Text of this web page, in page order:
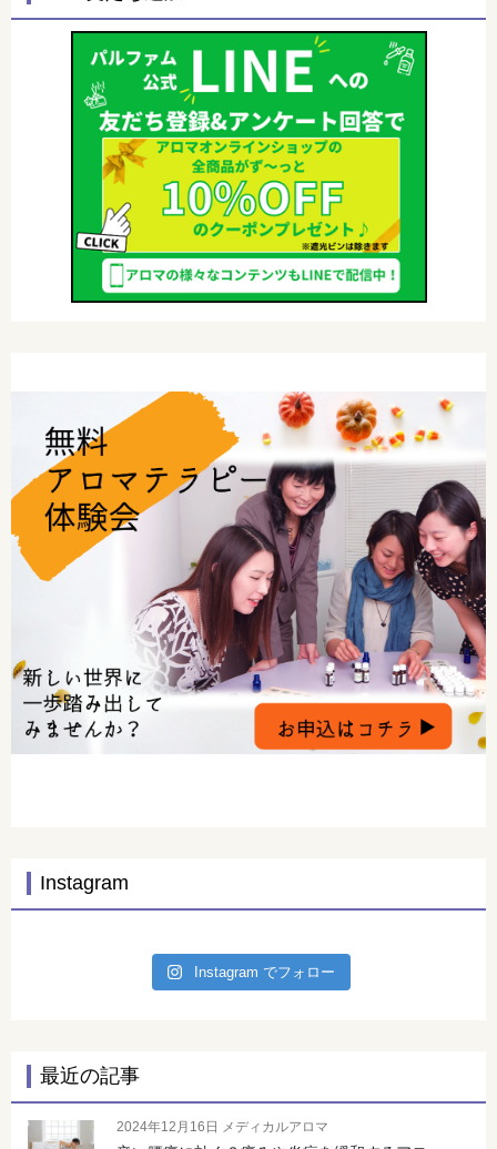
Instagram
Instagram でフォロー
最近の記事
2024年12月16日 メディカルアロマ